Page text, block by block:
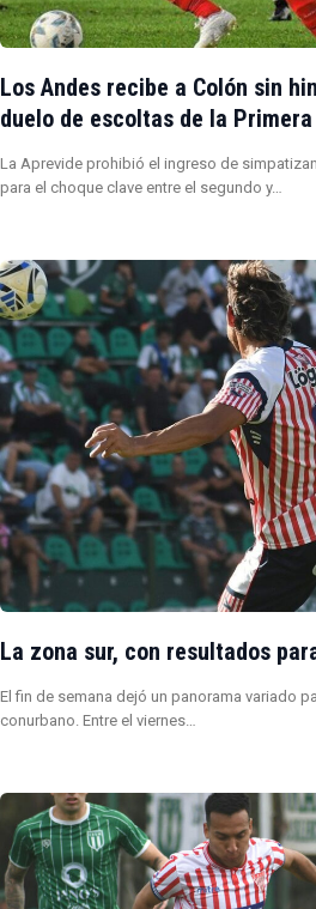
Los Andes recibe a Colón sin
duelo de escoltas de la
La Aprevide prohibió el ingreso de
para el choque clave entre el segundo y…
La zona sur, con resultados
El fin de semana dejó un panorama variado
conurbano. Entre el viernes…